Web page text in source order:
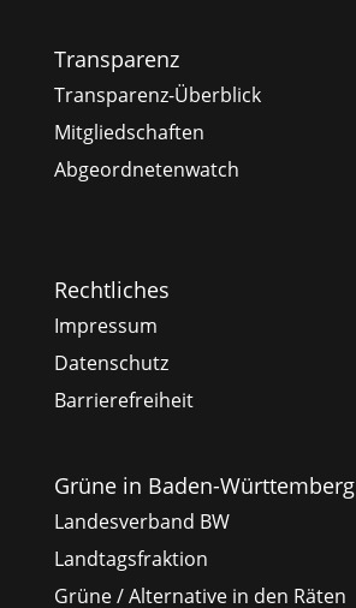
Transparenz
Transparenz-Überblick
Mitgliedschaften
Abgeordnetenwatch
Rechtliches
Impressum
Datenschutz
Barrierefreiheit
Grüne in Baden-Württemberg
Landesverband BW
Landtagsfraktion
Grüne / Alternative in den Räten